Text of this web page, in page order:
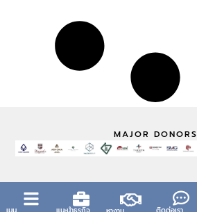
MAJOR DONORS
เมนู แนะนำธุรกิจ